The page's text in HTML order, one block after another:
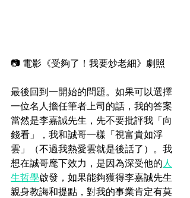
📷 電影《受夠了！我要炒老細》劇照
最後回到一開始的問題。如果可以選擇
一位名人擔任筆者上司的話，我的答案
當然是李嘉誠先生，先不要批評我「向
錢看」，我和誠哥一樣「視富貴如浮
雲」（不過我熱愛雲就是後話了）。我
想在誠哥麾下效力，是因為深受他的 人
生哲學啟發，如果能夠獲得李嘉誠先生
親身教誨和提點，對我的事業肯定有莫